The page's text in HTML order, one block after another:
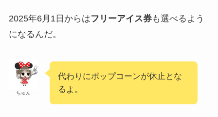
2025年6月1日からはフリーアイス券も選べるよう
になるんだ。
ちゅん
代わりにポップコーンが休止とな
るよ。